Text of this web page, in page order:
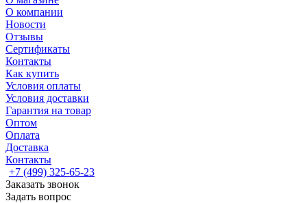
О компании
Новости
Отзывы
Сертификаты
Контакты
Как купить
Условия оплаты
Условия доставки
Гарантия на товар
Оптом
Оплата
Доставка
Контакты
+7 (499) 325-65-23
Заказать звонок
Задать вопрос